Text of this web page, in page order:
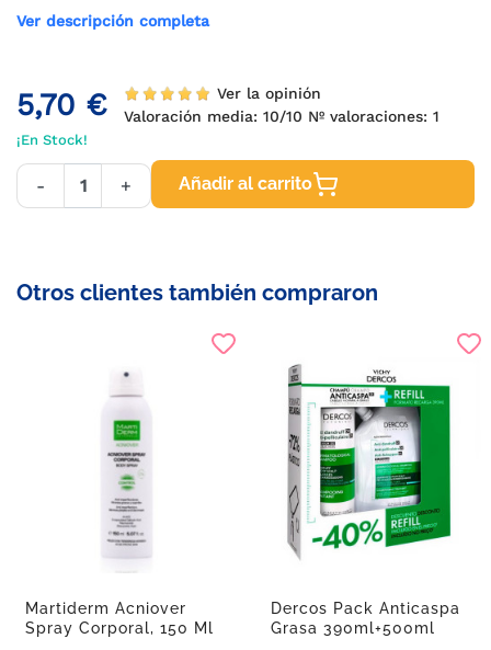
Ver descripción completa
5,70 €
Ver la opinión
Valoración media: 10/10 Nº valoraciones: 1
¡En Stock!
- + Añadir al carrito
Otros clientes también compraron
Martiderm Acniover
Spray Corporal, 150 Ml
Dercos Pack Anticaspa
Grasa 390ml+500ml